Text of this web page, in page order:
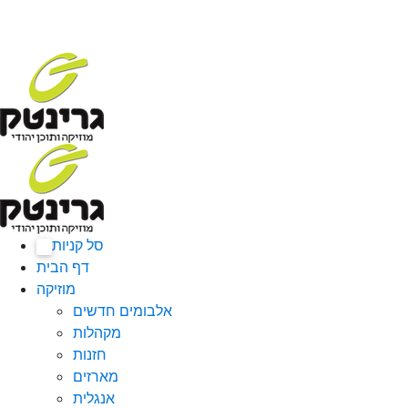
סל קניות
דף הבית
מוזיקה
אלבומים חדשים
מקהלות
חזנות
מארזים
אנגלית